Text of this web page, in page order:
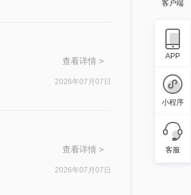
查看详情 >
2026年07月07日
查看详情 >
2026年07月07日
客户端
APP
小程序
客服